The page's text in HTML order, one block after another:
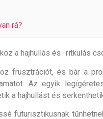
rá?
a hajhullás és -ritkulás
frusztrációt, és bár a
Az egyik
a hajhullást és
futurisztikusnak